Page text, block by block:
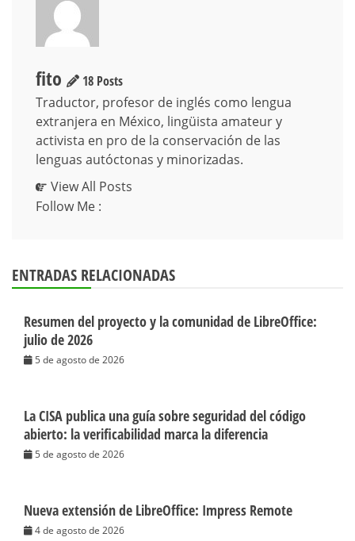
fito
18 Posts
Traductor, profesor de inglés como lengua
extranjera en México, lingüista amateur y
activista en pro de la conservación de las
lenguas autóctonas y minorizadas.
View All Posts
Follow Me :
ENTRADAS RELACIONADAS
Resumen del proyecto y la comunidad de LibreOffice:
julio de 2026
5 de agosto de 2026
La CISA publica una guía sobre seguridad del código
abierto: la verificabilidad marca la diferencia
5 de agosto de 2026
Nueva extensión de LibreOffice: Impress Remote
4 de agosto de 2026